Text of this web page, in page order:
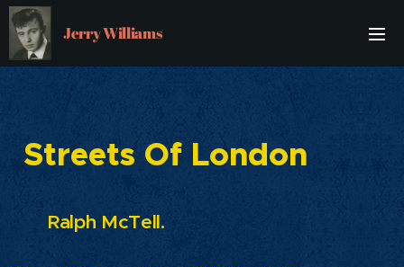
Jerry Williams
Streets Of London
Ralph McTell.